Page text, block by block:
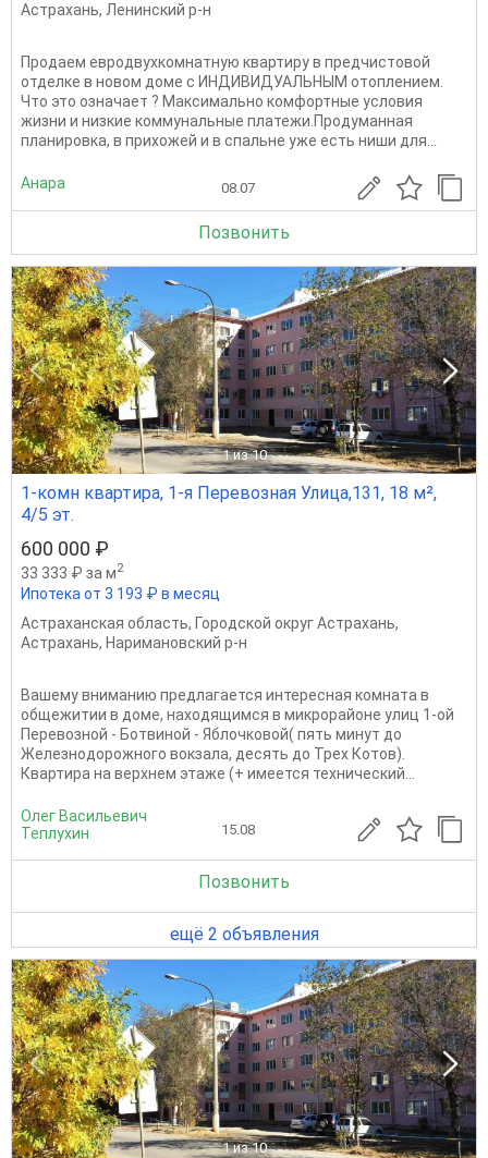
Астрахань, Ленинский р-н
Продаем евродвухкомнатную квартиру в предчистовой
отделке в новом доме с ИНДИВИДУАЛЬНЫМ отоплением.
Что это означает ? Максимально комфортные условия
жизни и низкие коммунальные платежи.Продуманная
планировка, в прихожей и в спальне уже есть ниши для...
Анара 08.07
Позвонить
1 из 10
1-комн квартира, 1-я Перевозная Улица,131, 18 м²,
4/5 эт.
600 000 ₽
33 333 ₽ за м2
Ипотека от 3 193 ₽ в месяц
Астраханская область, Городской округ Астрахань,
Астрахань, Наримановский р-н
Вашему вниманию предлагается интересная комната в
общежитии в доме, находящимся в микрорайоне улиц 1-ой
Перевозной - Ботвиной - Яблочковой( пять минут до
Железнодорожного вокзала, десять до Трех Котов).
Квартира на верхнем этаже (+ имеется технический...
Олег Васильевич
Теплухин
15.08
Позвонить
ещё 2 объявления
1 из 10